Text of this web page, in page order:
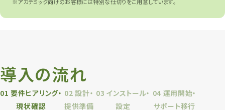
導入の流れ
01 要件ヒアリング・
現状確認
02 設計・
提供準備
03 インストール・
設定
04 運用開始・
サポート移行